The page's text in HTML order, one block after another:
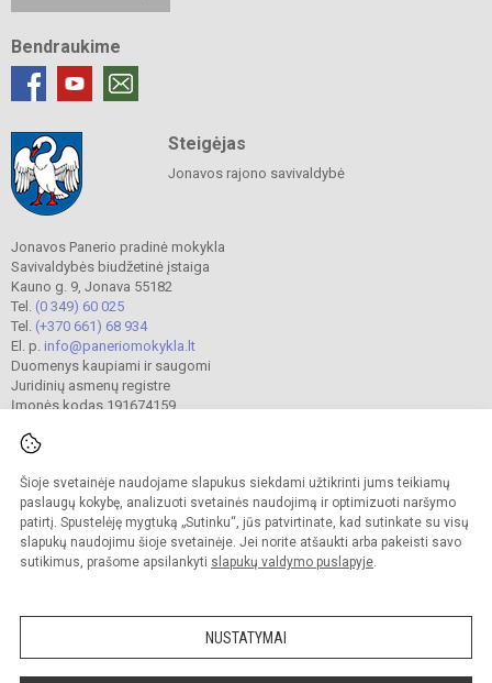
Šioje svetainėje naudojame slapukus siekdami užtikrinti jums teikiamų
paslaugų kokybę, analizuoti svetainės naudojimą ir optimizuoti naršymo
patirtį. Spustelėję mygtuką „Sutinku“, jūs patvirtinate, kad sutinkate su visų
slapukų naudojimu šioje svetainėje. Jei norite atšaukti arba pakeisti savo
sutikimus, prašome apsilankyti slapukų valdymo puslapyje.
NUSTATYMAI
Bendraukime
Steigėjas
Jonavos rajono savivaldybė
Jonavos Panerio pradinė mokykla
Savivaldybės biudžetinė įstaiga
Kauno g. 9, Jonava 55182
Tel. (0 349) 60 025
Tel. (+370 661) 68 934
El. p. info@paneriomokykla.lt
Duomenys kaupiami ir saugomi
Juridinių asmenų registre
Įmonės kodas 191674159
© 2023. Jonavos Panerio pradinė mokykla. Visos teisės saugomos.
Kopijuoti turinį be raštiško įstaigos administracijos sutikimo griežtai draudžiama.
Prieinamumo paraiška Slapukų valdymas
Sumanus būdas atnaujinti